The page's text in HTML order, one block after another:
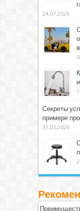
24.07.2026
Секреты
примере
31.05.2026